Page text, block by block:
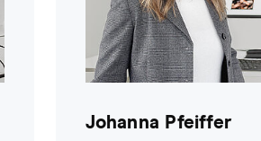
Johanna Pfeiffer